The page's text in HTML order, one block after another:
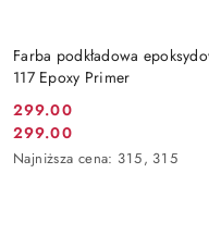
Farba podkładowa
117 Epoxy Primer
Cena
promocyjna:
299.00
Cena
promocyjna:
299.00
Najniższa
Najniższa cena: 315, 315